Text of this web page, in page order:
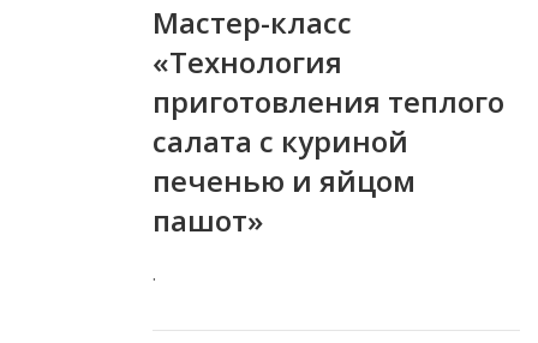
Мастер-класс
«Технология
приготовления теплого
салата с куриной
печенью и яйцом
пашот»
.